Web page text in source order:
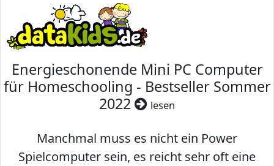
Energieschonende Mini PC Computer
für Homeschooling - Bestseller Sommer
2022
lesen
Manchmal muss es nicht ein Power
Spielcomputer sein, es reicht sehr oft eine